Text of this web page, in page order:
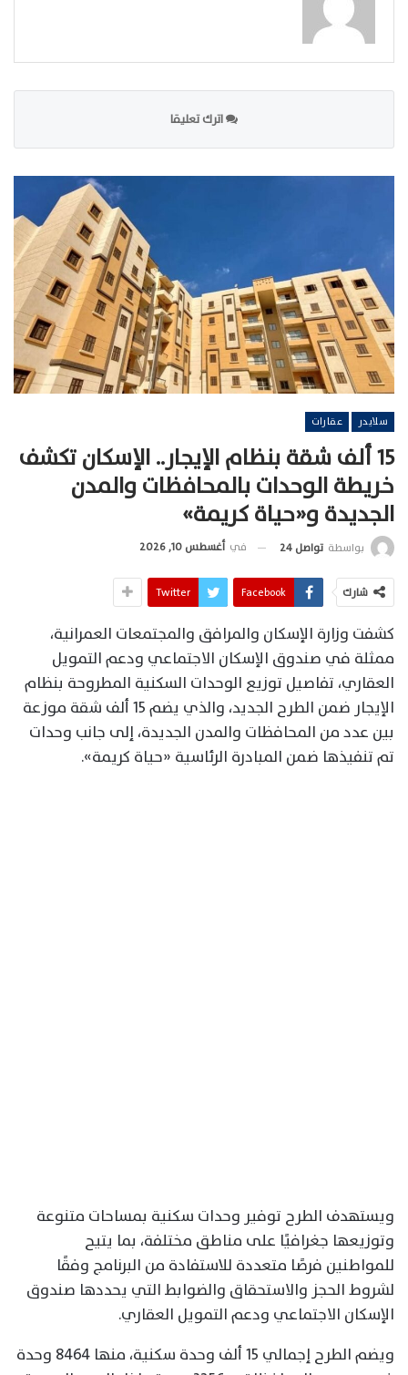
اترك تعليقا
سلايدر عقارات
15 ألف شقة بنظام الإيجار.. الإسكان تكشف
خريطة الوحدات بالمحافظات والمدن
الجديدة و«حياة كريمة»
بواسطة تواصل 24 في أغسطس 10, 2026
شارك Facebook
Twitter
كشفت وزارة الإسكان والمرافق والمجتمعات العمرانية،
ممثلة في صندوق الإسكان الاجتماعي ودعم التمويل
العقاري، تفاصيل توزيع الوحدات السكنية المطروحة بنظام
الإيجار ضمن الطرح الجديد، والذي يضم 15 ألف شقة موزعة
بين عدد من المحافظات والمدن الجديدة، إلى جانب وحدات
تم تنفيذها ضمن المبادرة الرئاسية «حياة كريمة».
ويستهدف الطرح توفير وحدات سكنية بمساحات متنوعة
وتوزيعها جغرافيًا على مناطق مختلفة، بما يتيح
للمواطنين فرصًا متعددة للاستفادة من البرنامج وفقًا
لشروط الحجز والاستحقاق والضوابط التي يحددها صندوق
الإسكان الاجتماعي ودعم التمويل العقاري.
ويضم الطرح إجمالي 15 ألف وحدة سكنية، منها 8464 وحدة